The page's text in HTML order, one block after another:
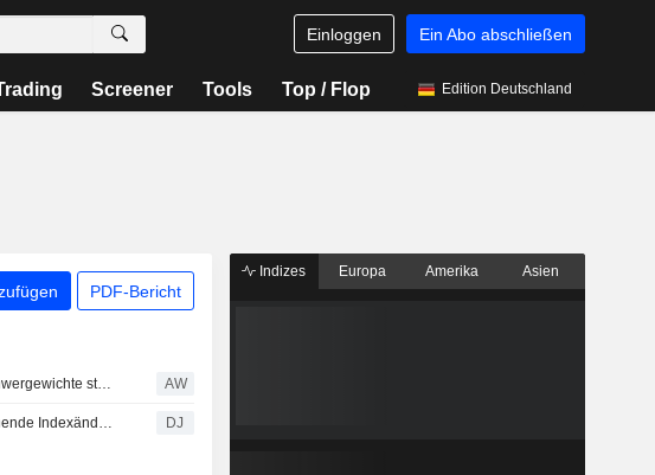
Einloggen Ein Abo abschließen
Screener Tools Top / Flop Edition Deutschland
PDF-Bericht
Aktien Schweiz: Schwergewichte stützen SMI zum Wochenschluss AW
ÜBERBLICK/Anstehende Indexänderungen zum 21. September DJ
Indizes Europa Amerika Asien